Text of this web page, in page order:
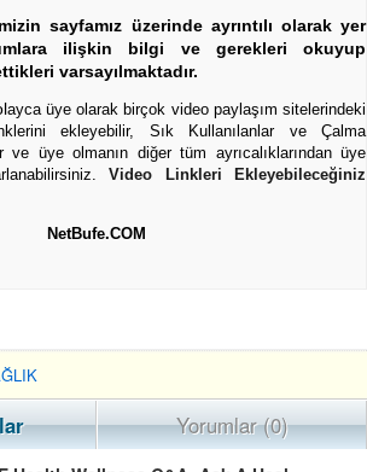
sayfamız üzerinde ayrıntılı olarak yer
ilişkin bilgi ve gerekleri okuyup
varsayılmaktadır.
ayca üye olarak birçok video paylaşım sitelerindeki
ekleyebilir, Sık Kullanılanlar ve Çalma
ve üye olmanın diğer tüm ayrıcalıklarından üye
Video Linkleri Ekleyebileceğiniz
NetBufe.COM
Yorumlar (0)